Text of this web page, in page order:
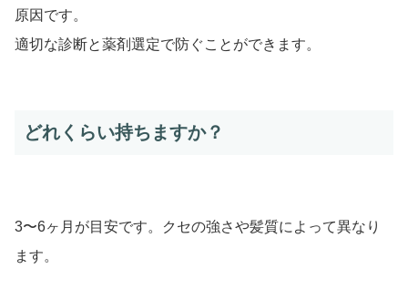
原因です。
適切な診断と薬剤選定で防ぐことができます。
どれくらい持ちますか？
3〜6ヶ月が目安です。クセの強さや髪質によって異なり
ます。